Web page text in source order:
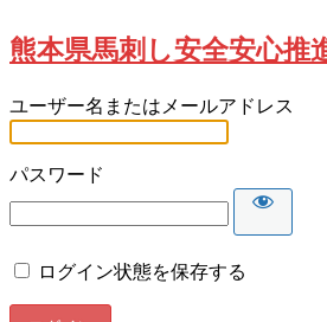
熊本県馬刺し安全安心推
ユーザー名またはメールアドレス
パスワード
ログイン状態を保存する